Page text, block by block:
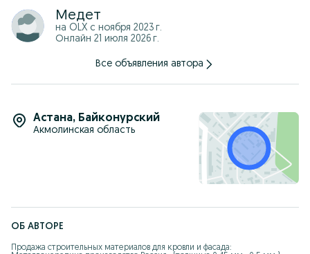
Медет
на OLX с ноября 2023 г.
Онлайн 21 июля 2026 г.
Все объявления автора
Астана, Байконурский
Акмолинская область
ОБ АВТОРЕ
Продажа строительных материалов для кровли и фасада: